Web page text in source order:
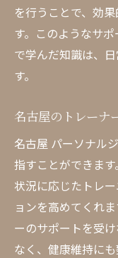
を行うことで、効
す。このようなサ
で学んだ知識は、
す。
名古屋のトレーナ
名古屋 パーソナル
指すことができま
状況に応じたトレ
ョンを高めてくれ
ーのサポートを受
なく、健康維持に